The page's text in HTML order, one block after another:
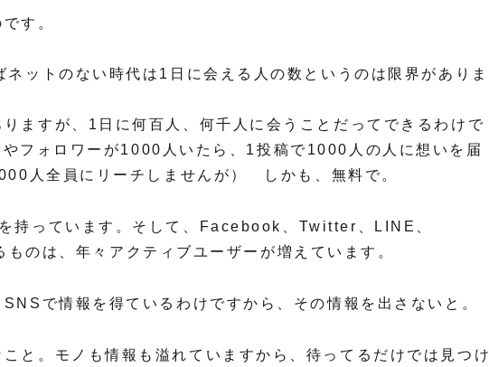
す。
ットのない時代は1日に会える人の数というのは限界がありま
ますが、1日に何百人、何千人に会うことだってできるわけで
フォロワーが1000人いたら、1投稿で1000人の人に想いを届
人全員にリーチしませんが） しかも、無料で。
持っています。そして、Facebook、Twitter、LINE、
のは、年々アクティブユーザーが増えています。
で情報を得ているわけですから、その情報を出さないと。
と。モノも情報も溢れていますから、待ってるだけでは見つけ